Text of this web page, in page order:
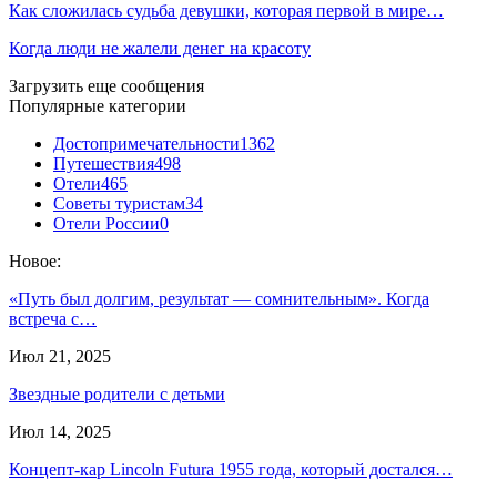
Как сложилась судьба девушки, которая первой в мире…
Когда люди не жалели денег на красоту
Загрузить еще сообщения
Популярные категории
Достопримечательности1362
Путешествия498
Отели465
Советы туристам34
Отели России0
Новое:
«Путь был долгим, результат — сомнительным». Когда
встреча с…
Июл 21, 2025
Звездные родители с детьми
Июл 14, 2025
Концепт-кар Lincoln Futura 1955 года, который достался…